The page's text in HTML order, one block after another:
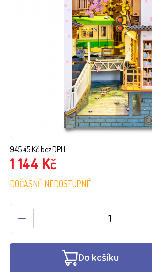
945.45Kč bez DPH
1 144 Kč
DOČASNĚ NEDOSTUPNÉ
Do košíku